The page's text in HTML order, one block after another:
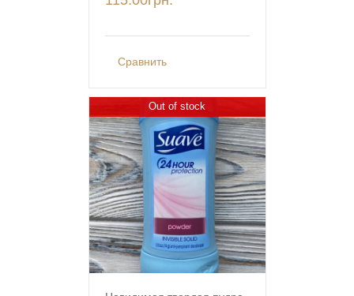
Сравнить
Out of stock